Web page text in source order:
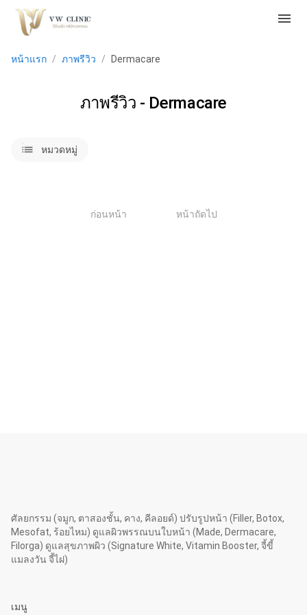
menu
หน้าแรก / ภาพรีวิว / Dermacare
ภาพรีวิว - Dermacare
listsหมวดหมู่
ก่อนหน้า หน้าถัดไป
ศัลยกรรม (จมูก, ตาสองชั้น, คาง, คีลอยด์) ปรับรูปหน้า (Filler, Botox,
Mesofat, ร้อยไหม) ดูแลผิวพรรณบนใบหน้า (Made, Dermacare,
Filorga) ดูแลสุขภาพผิว (Signature White, Vitamin Booster, จี้ขี้
แมลงวัน จี้ไฝ)
เมนู